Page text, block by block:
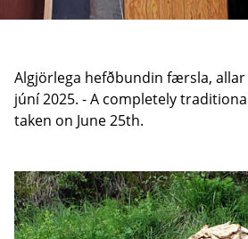
Algjörlega hefðbundin færsla,
júní 2025. - A completely
taken on June 25th.